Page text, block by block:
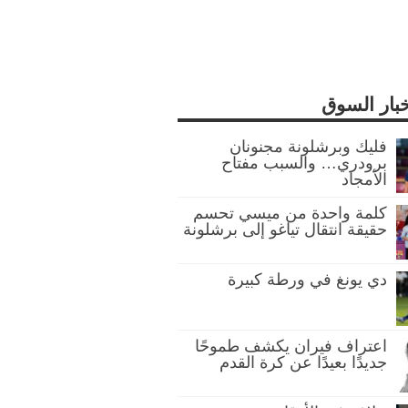
السوق
فليك وبرشلونة مجنونان
برودري… والسبب مفتاح
الأمجاد
كلمة واحدة من ميسي تحسم
حقيقة انتقال تياغو إلى برشلونة
دي يونغ في ورطة كبيرة
اعتراف فيران يكشف طموحًا
جديدًا بعيدًا عن كرة القدم